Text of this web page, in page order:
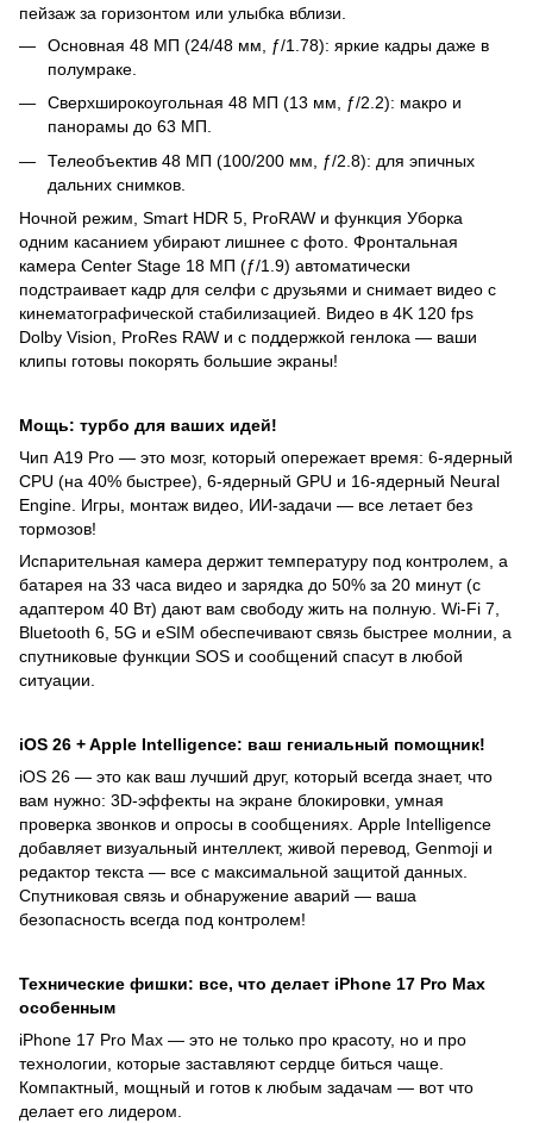
пейзаж за горизонтом или улыбка вблизи.
Основная 48 МП (24/48 мм, ƒ/1.78): яркие кадры даже в
полумраке.
Сверхширокоугольная 48 МП (13 мм, ƒ/2.2): макро и
панорамы до 63 МП.
Телеобъектив 48 МП (100/200 мм, ƒ/2.8): для эпичных
дальних снимков.
Ночной режим, Smart HDR 5, ProRAW и функция Уборка
одним касанием убирают лишнее с фото. Фронтальная
камера Center Stage 18 МП (ƒ/1.9) автоматически
подстраивает кадр для селфи с друзьями и снимает видео с
кинематографической стабилизацией. Видео в 4K 120 fps
Dolby Vision, ProRes RAW и с поддержкой генлока — ваши
клипы готовы покорять большие экраны!
Мощь: турбо для ваших идей!
Чип A19 Pro — это мозг, который опережает время: 6-ядерный
CPU (на 40% быстрее), 6-ядерный GPU и 16-ядерный Neural
Engine. Игры, монтаж видео, ИИ-задачи — все летает без
тормозов!
Испарительная камера держит температуру под контролем, а
батарея на 33 часа видео и зарядка до 50% за 20 минут (с
адаптером 40 Вт) дают вам свободу жить на полную. Wi-Fi 7,
Bluetooth 6, 5G и eSIM обеспечивают связь быстрее молнии, а
спутниковые функции SOS и сообщений спасут в любой
ситуации.
iOS 26 + Apple Intelligence: ваш гениальный помощник!
iOS 26 — это как ваш лучший друг, который всегда знает, что
вам нужно: 3D-эффекты на экране блокировки, умная
проверка звонков и опросы в сообщениях. Apple Intelligence
добавляет визуальный интеллект, живой перевод, Genmoji и
редактор текста — все с максимальной защитой данных.
Спутниковая связь и обнаружение аварий — ваша
безопасность всегда под контролем!
Технические фишки: все, что делает iPhone 17 Pro Max
особенным
iPhone 17 Pro Max — это не только про красоту, но и про
технологии, которые заставляют сердце биться чаще.
Компактный, мощный и готов к любым задачам — вот что
делает его лидером.